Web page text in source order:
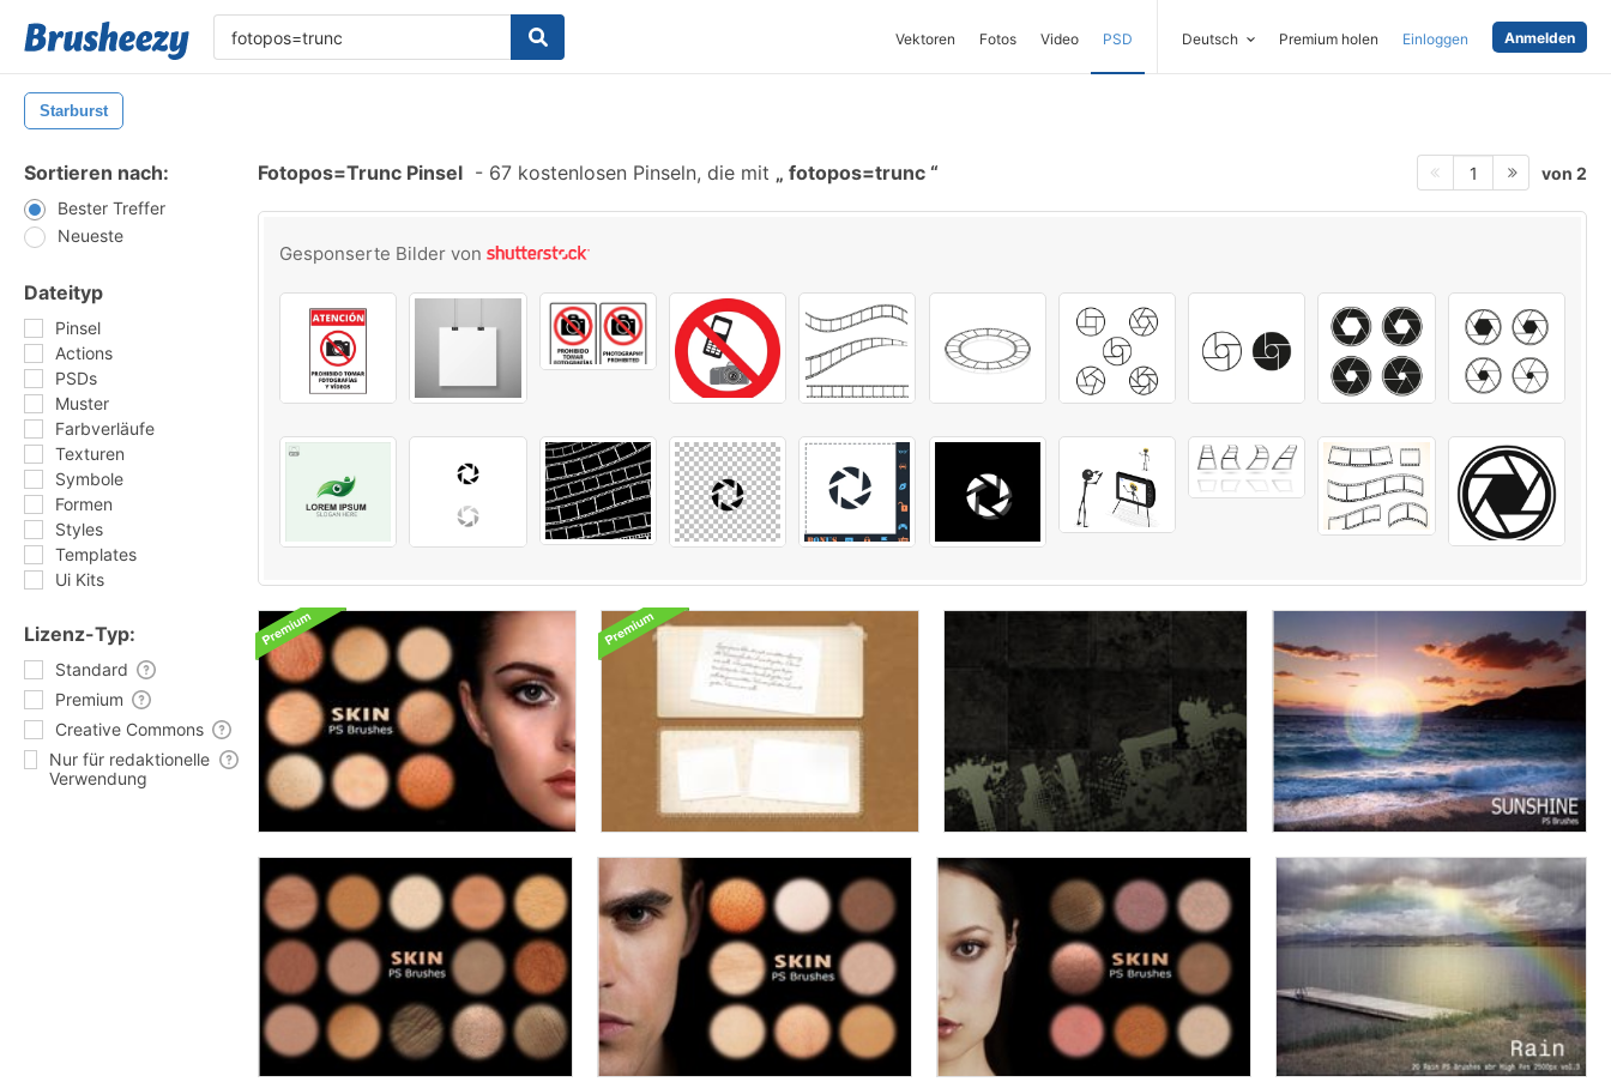
Vektoren Fotos Video PSD Deutsch Premium holen Einloggen Anmelden
Starburst
Sortieren nach:
Bester Treffer
Neueste
Dateityp
Pinsel
Actions
PSDs
Muster
Farbverläufe
Texturen
Symbole
Formen
Styles
Templates
Ui Kits
Lizenz-Typ:
Standard
Premium
Creative Commons
Nur für redaktionelle
Verwendung
Fotopos=trunc Pinsel - 67 kostenlosen Pinseln, die mit fotopos=trunc 1 von 2
Gesponserte Bilder von